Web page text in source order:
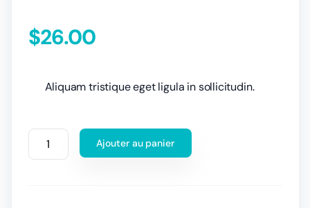
$26.00
Aliquam tristique eget ligula in sollicitudin.
Ajouter au panier